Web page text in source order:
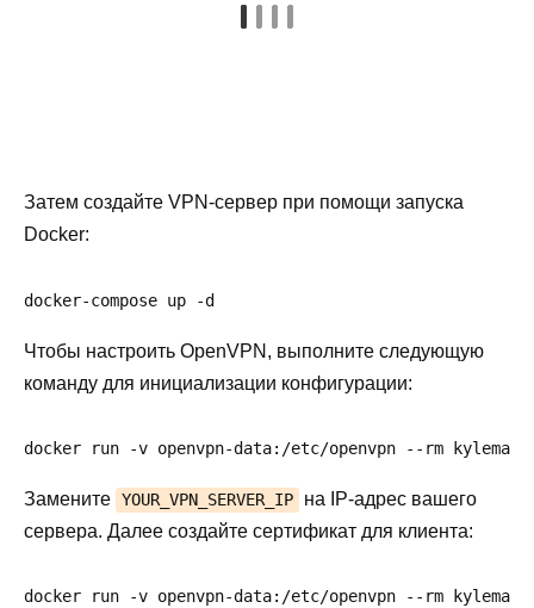
Затем создайте VPN-сервер при помощи запуска
Docker:
docker-compose up -d
Чтобы настроить OpenVPN, выполните следующую
команду для инициализации конфигурации:
docker run -v openvpn-data:/etc/openvpn --rm kylemanna/
Замените YOUR_VPN_SERVER_IP
на IP-адрес вашего
сервера. Далее создайте сертификат для клиента:
docker run -v openvpn-data:/etc/openvpn --rm